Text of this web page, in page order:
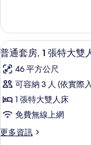
所
有
相
片
詳
情
雙
人
床
(One
Bedroom)
的
所
有
1
張
特
大
雙
人
(One
Bedroom)
詳
顯
示
普
通
套
1
4
普通套房, 1 張特大
46 平方公尺
可容納 3 人 (依實際
1 張特大雙人床
免費無線上網
更多資訊
更